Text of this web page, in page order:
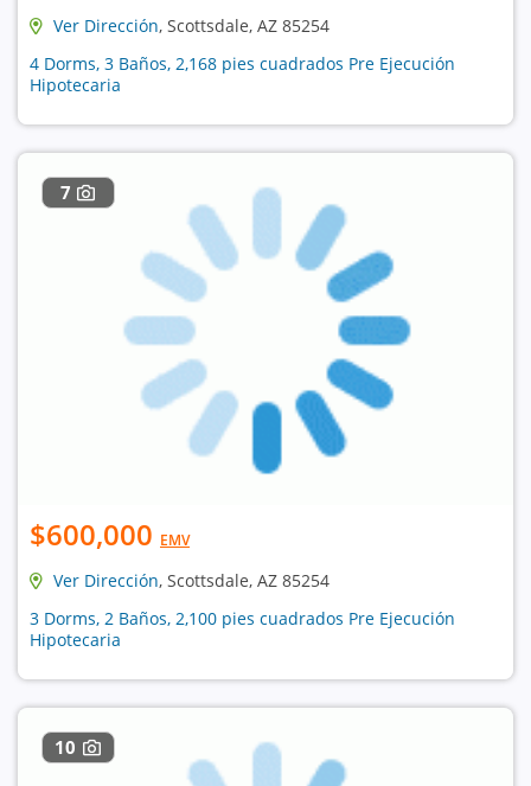
Ver Dirección, Scottsdale, AZ 85254
4 Dorms, 3 Baños, 2,168 pies cuadrados Pre Ejecución
Hipotecaria
7
$600,000 EMV
Ver Dirección, Scottsdale, AZ 85254
3 Dorms, 2 Baños, 2,100 pies cuadrados Pre Ejecución
Hipotecaria
10